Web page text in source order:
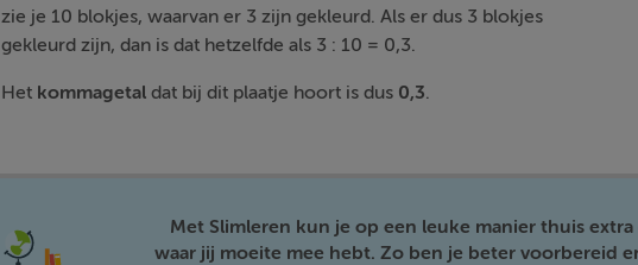
zie je 10 blokjes, waarvan er 3 zijn gekleurd. Als er dus 3 blokjes
gekleurd zijn, dan is dat hetzelfde als 3 : 10 = 0,3.
Het kommagetaldat bij dit plaatje hoort is dus 0,3.
Met Slimleren kun je op een leuke manier thuis
waar jij moeite mee hebt. Zo ben je beter voorbereid